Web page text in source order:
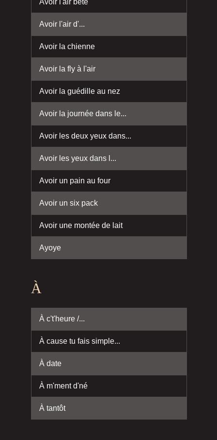
Avoir l'air bête
Avoir l'air d'...
Avoir la chienne
Avoir la fly à l'air
Avoir la guédille au nez
Avoir la journée dans le...
Avoir les deux yeux dans...
Avoir les yeux dans l...
Avoir un pain au four
Avoir un six pack
Avoir une montée de lait
Ayoye
À
À c't'heure /...
À cause tu fais simple...
À date
À m'ment d'né
À tantôt